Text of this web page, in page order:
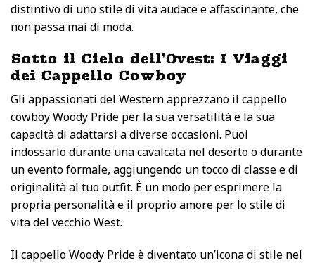
distintivo di uno stile di vita audace e affascinante, che
non passa mai di moda.
Sotto il Cielo dell’Ovest: I Viaggi
dei Cappello Cowboy
Gli appassionati del Western apprezzano il cappello
cowboy Woody Pride per la sua versatilità e la sua
capacità di adattarsi a diverse occasioni. Puoi
indossarlo durante una cavalcata nel deserto o durante
un evento formale, aggiungendo un tocco di classe e di
originalità al tuo outfit. È un modo per esprimere la
propria personalità e il proprio amore per lo stile di
vita del vecchio West.
Il cappello Woody Pride è diventato un’icona di stile nel